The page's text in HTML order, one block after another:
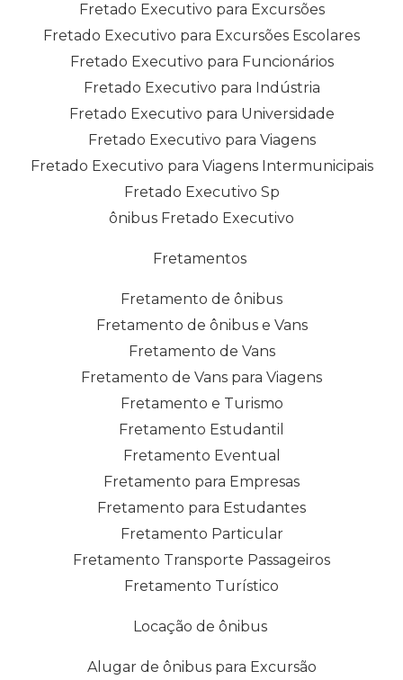
Fretado Executivo para Excursões
Fretado Executivo para Excursões Escolares
Fretado Executivo para Funcionários
Fretado Executivo para Indústria
Fretado Executivo para Universidade
Fretado Executivo para Viagens
Fretado Executivo para Viagens Intermunicipais
Fretado Executivo Sp
ônibus Fretado Executivo
Fretamentos
Fretamento de ônibus
Fretamento de ônibus e Vans
Fretamento de Vans
Fretamento de Vans para Viagens
Fretamento e Turismo
Fretamento Estudantil
Fretamento Eventual
Fretamento para Empresas
Fretamento para Estudantes
Fretamento Particular
Fretamento Transporte Passageiros
Fretamento Turístico
Locação de ônibus
Alugar de ônibus para Excursão